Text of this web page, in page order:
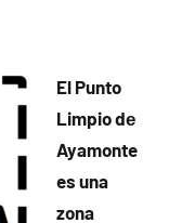
El Punto
Limpio dе
Ayamonte
es una
zona